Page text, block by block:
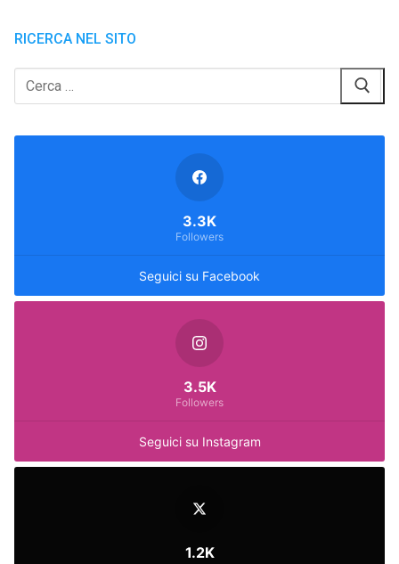
RICERCA NEL SITO
Cerca:
Seguici su Facebook
3.3K
Followers
Seguici su Instagram
3.5K
Followers
1.2K